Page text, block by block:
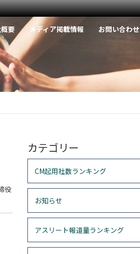
要 メディア掲載情報 お問い合わせ
役
カテゴリー
CM起用社数ランキング
お知らせ
アスリート報道量ランキング